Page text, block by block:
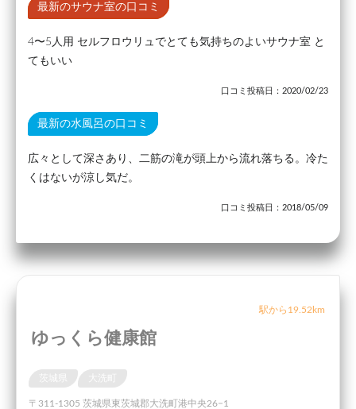
最新のサウナ室の口コミ
4〜5人用 セルフロウリュでとても気持ちのよいサウナ室 と
てもいい
口コミ投稿日：2020/02/23
最新の水風呂の口コミ
広々として深さあり、二筋の滝が頭上から流れ落ちる。冷た
くはないが涼し気だ。
口コミ投稿日：2018/05/09
駅から19.52km
ゆっくら健康館
〒311-1305 茨城県東茨城郡大洗町港中央26−1